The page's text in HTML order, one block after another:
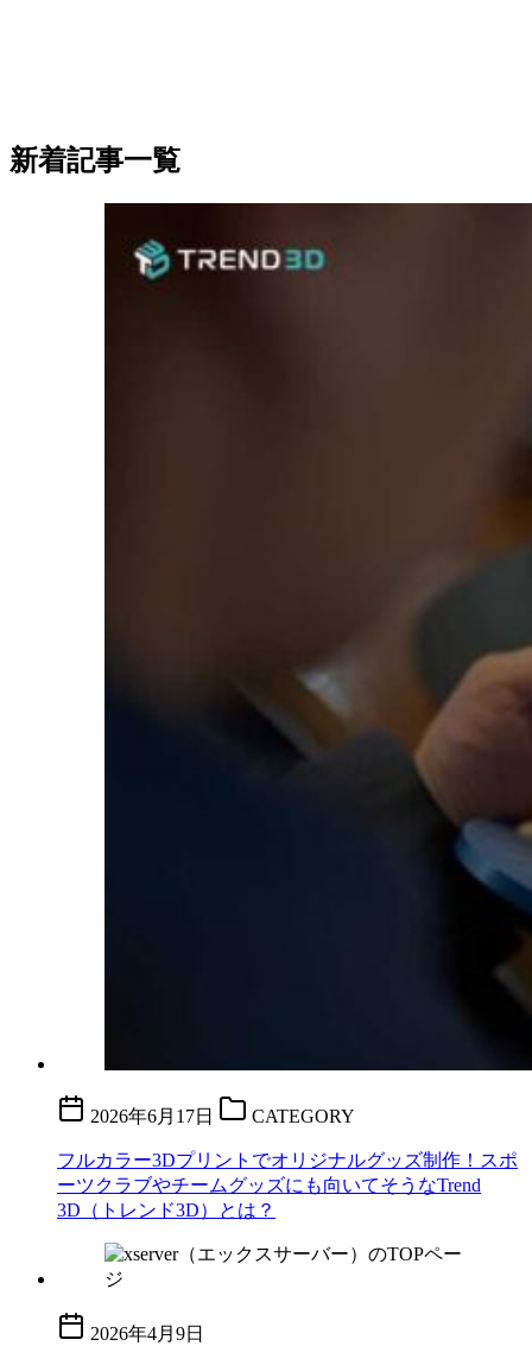
新着記事一覧
2026年6月17日 CATEGORY
フルカラー3Dプリントでオリジナルグッズ制作！スポ
ーツクラブやチームグッズにも向いてそうなTrend
3D（トレンド3D）とは？
2026年4月9日